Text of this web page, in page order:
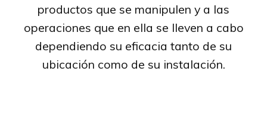
productos que se manipulen y a las
operaciones que en ella se lleven a cabo
dependiendo su eficacia tanto de su
ubicación como de su instalación.